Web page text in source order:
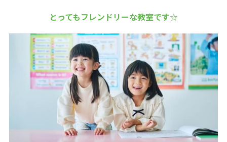
とってもフレンドリーな教室です☆